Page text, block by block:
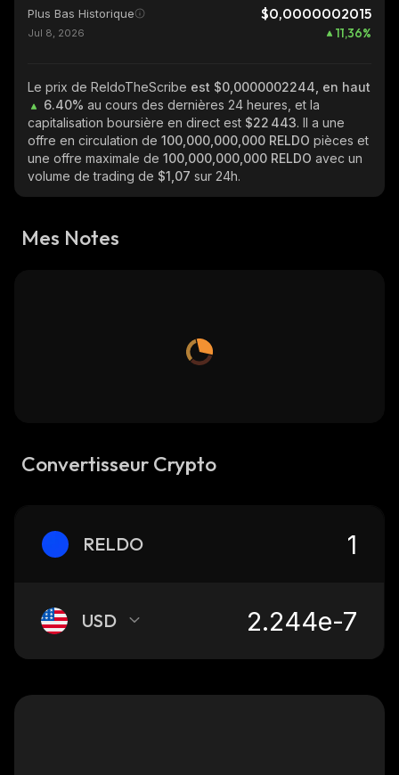
Plus Bas Historique $0,0000002015
Jul 8, 2026 11,36%
Le prix de ReldoTheScribe est $0,0000002244, en haut
6.40% au cours des dernières 24 heures, et la
capitalisation boursière en direct est $22 443. Il a une
offre en circulation de 100,000,000,000 RELDO pièces et
une offre maximale de 100,000,000,000 RELDO avec un
volume de trading de $1,07 sur 24h.
Mes Notes
Convertisseur Crypto
RELDO
USD